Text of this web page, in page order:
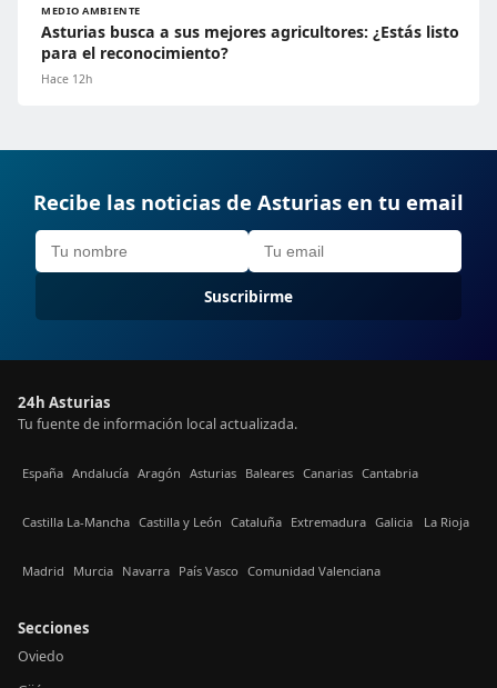
MEDIO AMBIENTE
Asturias busca a sus mejores agricultores: ¿Estás listo
para el reconocimiento?
Hace 12h
Recibe las noticias de Asturias en tu email
Suscribirme
24h Asturias
Tu fuente de información local actualizada.
España Andalucía Aragón Asturias Baleares Canarias Cantabria
Castilla La-Mancha Castilla y León Cataluña Extremadura Galicia La Rioja
Madrid Murcia Navarra País Vasco Comunidad Valenciana
Secciones
Oviedo